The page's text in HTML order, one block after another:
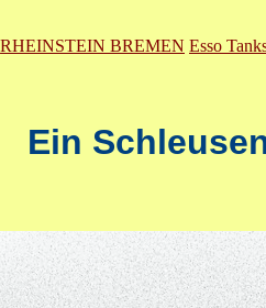
RHEINSTEIN BREMEN Esso
Ein